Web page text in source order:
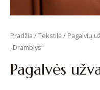
Pradžia /Tekstilė/ Pagalvių
„Dramblys“
Pagalvės